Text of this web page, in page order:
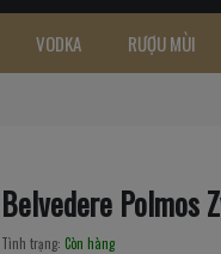
VODKA RƯỢU MÙI
Belvedere Polmos
Tình trạng: Còn hàng